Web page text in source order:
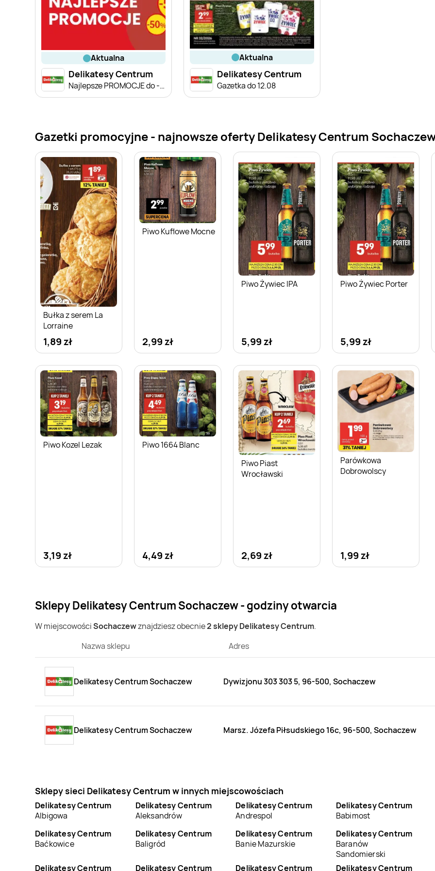
aktualna
Delikatesy Centrum
Najlepsze PROMOCJE do -55%
aktualna
Delikatesy Centrum
Gazetka do 12.08
Gazetki promocyjne - najnowsze oferty Delikatesy Centrum
Bułka z serem La
Lorraine
1,89 zł
Piwo Kuflowe Mocne
2,99 zł
Piwo Żywiec IPA
5,99 zł
Piwo Żywiec Porter
5,99 zł
Piwo Kozel Lezak
3,19 zł
Piwo 1664 Blanc
4,49 zł
Piwo Piast
Wrocławski
2,69 zł
Parówkowa
Dobrowolscy
1,99 zł
Sklepy Delikatesy Centrum Sochaczew - godziny otwarcia
W miejscowościSochaczewznajdziesz obecnie2 sklepy Delikatesy Centrum.
Nazwa sklepu
Adres
Delikatesy Centrum Sochaczew Dywizjonu 303 303 5, 96-500, Sochaczew
Delikatesy Centrum Sochaczew Marsz. Józefa Piłsudskiego 16c, 96-500, Sochaczew
Sklepy sieci Delikatesy Centrum w innych miejscowościach
Delikatesy Centrum
Albigowa
Delikatesy Centrum
Aleksandrów
Delikatesy Centrum
Andrespol
Delikatesy Centrum
Babimost
Delikatesy Centrum
Baćkowice
Delikatesy Centrum
Baligród
Delikatesy Centrum
Banie Mazurskie
Delikatesy Centrum
Baranów
Sandomierski
Delikatesy Centrum
Delikatesy Centrum Delikatesy Centrum Delikatesy Centrum